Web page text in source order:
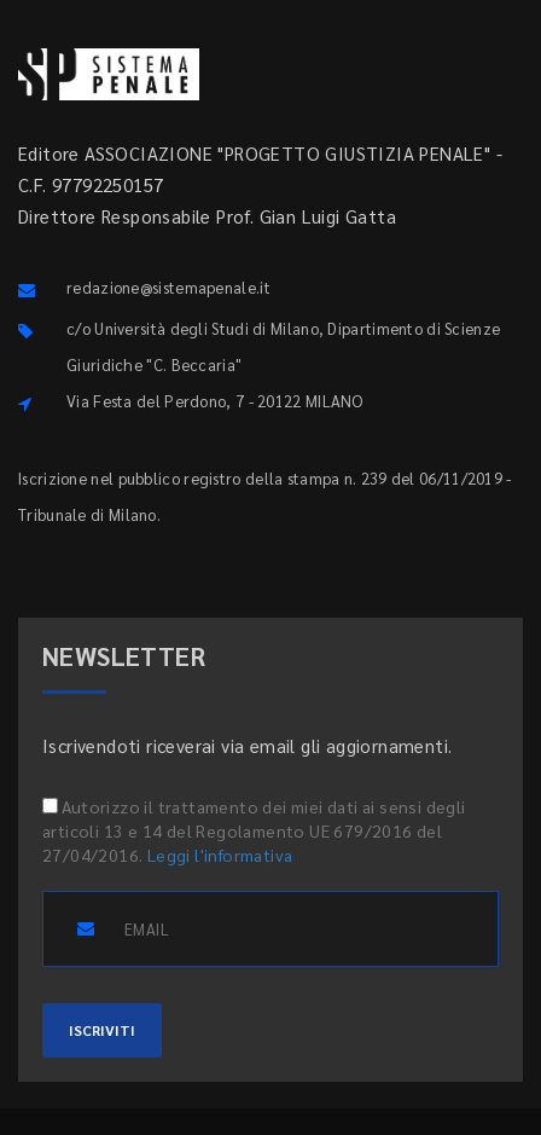
Editore ASSOCIAZIONE "PROGETTO GIUSTIZIA PENALE" -
C.F. 97792250157
Direttore Responsabile Prof. Gian Luigi Gatta
redazione@sistemapenale.it
c/o Università degli Studi di Milano, Dipartimento di Scienze
Giuridiche "C. Beccaria"
Via Festa del Perdono, 7 - 20122 MILANO
Iscrizione nel pubblico registro della stampa n. 239 del 06/11/2019 -
Tribunale di Milano.
NEWSLETTER
Iscrivendoti riceverai via email gli aggiornamenti.
Autorizzo il trattamento dei miei dati ai sensi degli
articoli 13 e 14 del Regolamento UE 679/2016 del
27/04/2016. Leggi l'informativa
ISCRIVITI